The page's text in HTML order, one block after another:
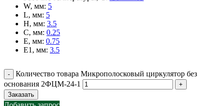
W, мм: 5
L, мм: 5
H, мм: 3.5
C, мм: 0.25
E, мм: 0.75
E1, мм: 3.5
Количество товара Микрополосковый циркулятор без
основания 2ФЦМ-24-1
Заказать